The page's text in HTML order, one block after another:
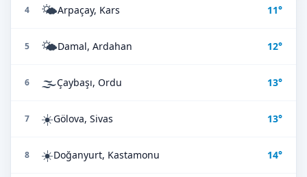
4 🌤️Arpaçay, Kars 11°
5 🌤️Damal, Ardahan 12°
6 🌫️Çaybaşı, Ordu 13°
7 ☀️Gölova, Sivas 13°
8 ☀️Doğanyurt, Kastamonu 14°